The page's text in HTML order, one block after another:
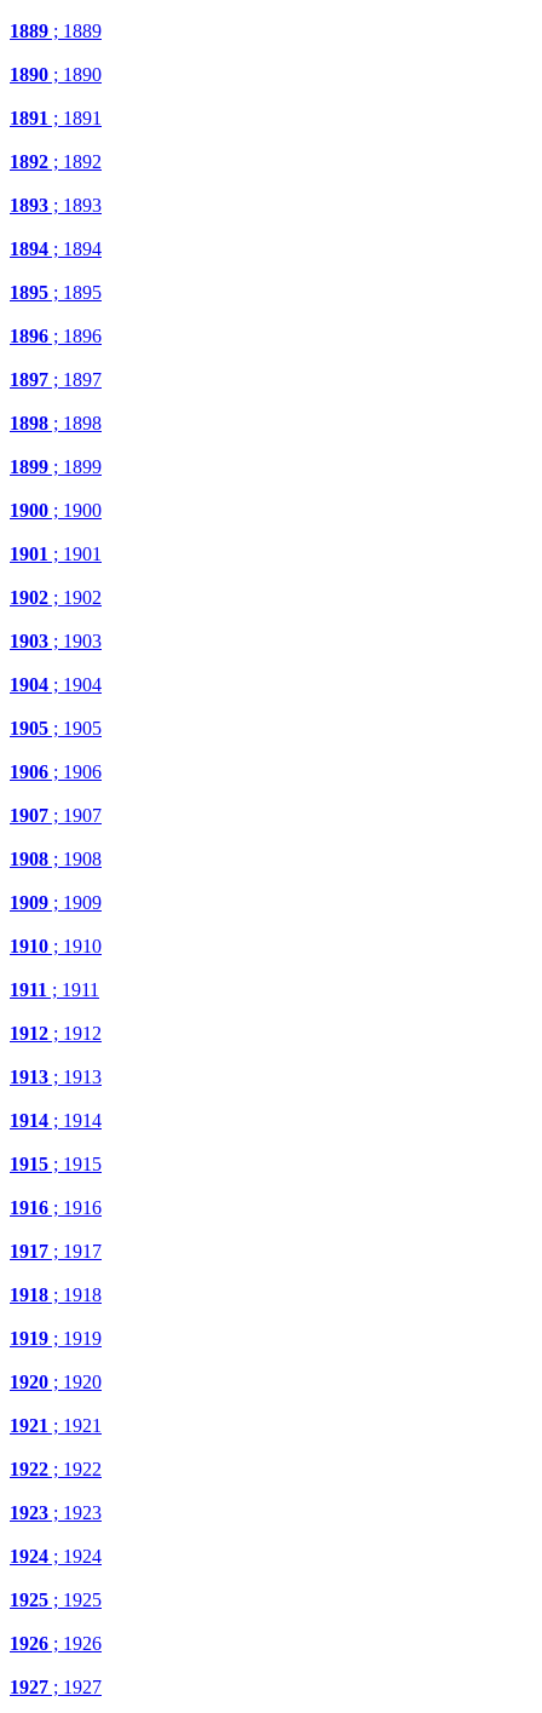
1889 ; 1889
1890 ; 1890
1891 ; 1891
1892 ; 1892
1893 ; 1893
1894 ; 1894
1895 ; 1895
1896 ; 1896
1897 ; 1897
1898 ; 1898
1899 ; 1899
1900 ; 1900
1901 ; 1901
1902 ; 1902
1903 ; 1903
1904 ; 1904
1905 ; 1905
1906 ; 1906
1907 ; 1907
1908 ; 1908
1909 ; 1909
1910 ; 1910
1911 ; 1911
1912 ; 1912
1913 ; 1913
1914 ; 1914
1915 ; 1915
1916 ; 1916
1917 ; 1917
1918 ; 1918
1919 ; 1919
1920 ; 1920
1921 ; 1921
1922 ; 1922
1923 ; 1923
1924 ; 1924
1925 ; 1925
1926 ; 1926
1927 ; 1927